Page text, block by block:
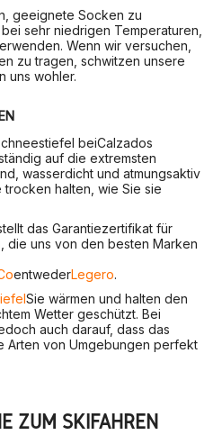
geeignete Socken zu
sehr niedrigen Temperaturen,
Wenn wir versuchen,
zu tragen, schwitzen unsere
uns wohler.
beiCalzados
auf die extremsten
wasserdicht und atmungsaktiv
trocken halten, wie Sie sie
das Garantiezertifikat für
die uns von den besten Marken
entwederLegero.
Sie wärmen und halten den
Wetter geschützt. Bei
auch darauf, dass das
Arten von Umgebungen perfekt
ZUM SKIFAHREN